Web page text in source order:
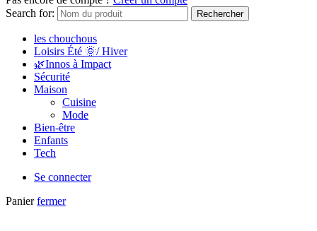
Search for:
Rechercher
les chouchous
Loisirs Été 🌞/ Hiver
🌿Innos à Impact
Sécurité
Maison
Cuisine
Mode
Bien-être
Enfants
Tech
Se connecter
Panier fermer